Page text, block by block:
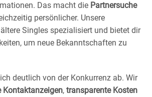
Das macht die Partnersuche
persönlicher. Unsere
Singles spezialisiert und bietet dir
um neue Bekanntschaften zu
deutlich von der Konkurrenz ab. Wir
Kontaktanzeigen, transparente Kosten